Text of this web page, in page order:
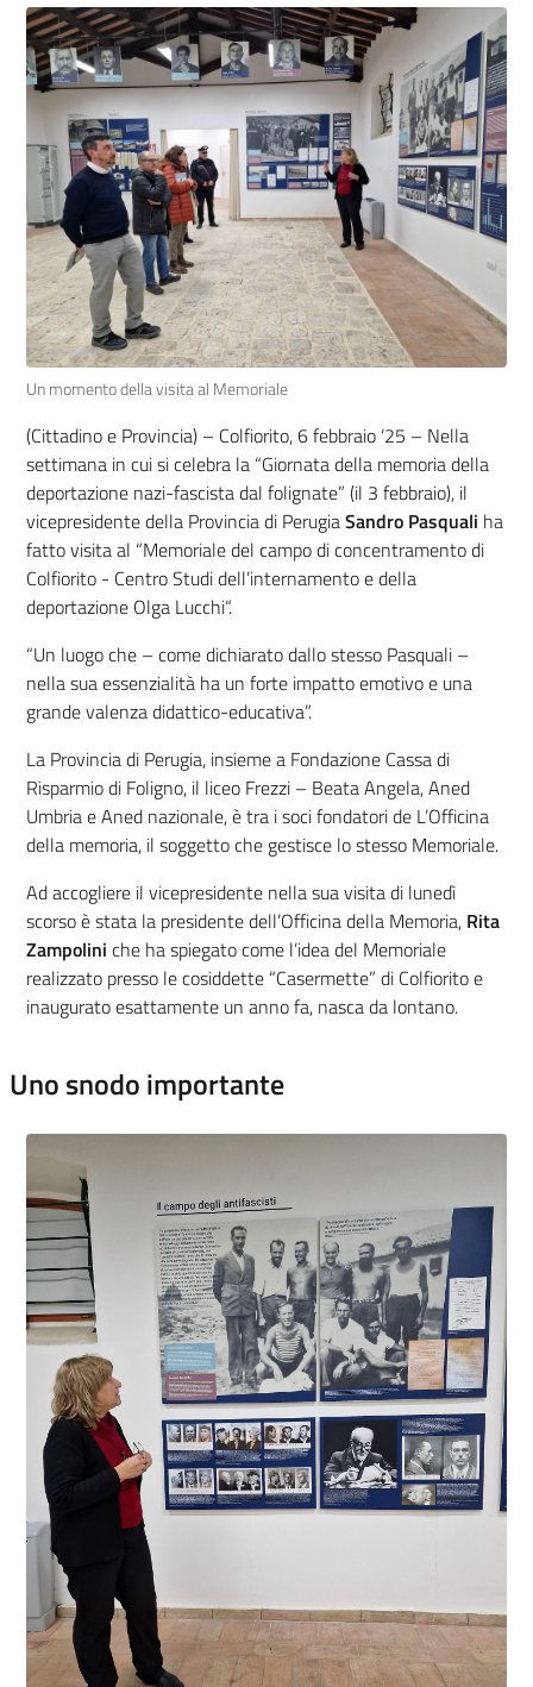
Un momento della visita al Memoriale
(Cittadino e Provincia) – Colfiorito, 6 febbraio ‘25 – Nella
settimana in cui si celebra la “Giornata della memoria della
deportazione nazi-fascista dal folignate” (il 3 febbraio), il
vicepresidente della Provincia di PerugiaSandro Pasquali ha
fatto visita al “Memoriale del campo di concentramento di
Colfiorito - Centro Studi dell’internamento e della
deportazione Olga Lucchi“.
“Un luogo che – come dichiarato dallo stesso Pasquali –
nella sua essenzialità ha un forte impatto emotivo e una
grande valenza didattico-educativa”.
La Provincia di Perugia, insieme a Fondazione Cassa di
Risparmio di Foligno, il liceo Frezzi – Beata Angela, Aned
Umbria e Aned nazionale, è tra i soci fondatori de L’Officina
della memoria, il soggetto che gestisce lo stesso Memoriale.
Ad accogliere il vicepresidente nella sua visita di lunedì
scorso è stata la presidente dell’Officina della Memoria, Rita
Zampolini che ha spiegato come l’idea del Memoriale
realizzato presso le cosiddette “Casermette” di Colfiorito e
inaugurato esattamente un anno fa, nasca da lontano.
Uno snodo importante